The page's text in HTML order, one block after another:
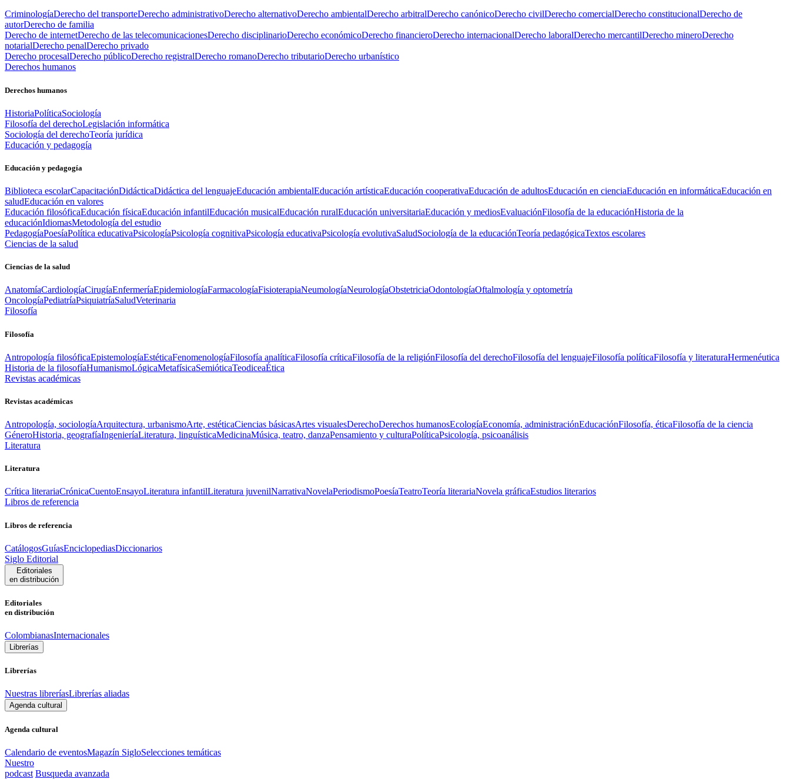
CriminologíaDerecho del transporteDerecho administrativoDerecho alternativoDerecho ambientalDerecho arbitralDerecho canónicoDerecho civilDerecho comercialDerecho constitucionalDerecho de
autorDerecho de familia
Derecho de internetDerecho de las telecomunicacionesDerecho disciplinarioDerecho económicoDerecho financieroDerecho internacionalDerecho laboralDerecho mercantilDerecho mineroDerecho
notarialDerecho penalDerecho privado
Derecho procesalDerecho públicoDerecho registralDerecho romanoDerecho tributarioDerecho urbanístico
Derechos humanos
Derechos humanos
HistoriaPolíticaSociología
Filosofía del derechoLegislación informática
Sociología del derechoTeoría jurídica
Educación y pedagogía
Educación y pedagogía
Biblioteca escolarCapacitaciónDidácticaDidáctica del lenguajeEducación ambientalEducación artísticaEducación cooperativaEducación de adultosEducación en cienciaEducación en informáticaEducación en
saludEducación en valores
Educación filosóficaEducación físicaEducación infantilEducación musicalEducación ruralEducación universitariaEducación y mediosEvaluaciónFilosofía de la educaciónHistoria de la
educaciónIdiomasMetodología del estudio
PedagogíaPoesíaPolítica educativaPsicologíaPsicología cognitivaPsicología educativaPsicología evolutivaSaludSociología de la educaciónTeoría pedagógicaTextos escolares
Ciencias de la salud
Ciencias de la salud
AnatomíaCardiologíaCirugíaEnfermeríaEpidemiologíaFarmacologíaFisioterapiaNeumologíaNeurologíaObstetriciaOdontologíaOftalmología y optometría
OncologíaPediatríaPsiquiatríaSaludVeterinaria
Filosofía
Filosofía
Antropología filosóficaEpistemologíaEstéticaFenomenologíaFilosofía analíticaFilosofía críticaFilosofía de la religiónFilosofía del derechoFilosofía del lenguajeFilosofía políticaFilosofía y literaturaHermenéutica
Historia de la filosofíaHumanismoLógicaMetafísicaSemióticaTeodiceaÉtica
Revistas académicas
Revistas académicas
Antropología, sociologíaArquitectura, urbanismoArte, estéticaCiencias básicasArtes visualesDerechoDerechos humanosEcologíaEconomía, administraciónEducaciónFilosofía, éticaFilosofía de la ciencia
GéneroHistoria, geografíaIngenieríaLiteratura, linguísticaMedicinaMúsica, teatro, danzaPensamiento y culturaPolíticaPsicología, psicoanálisis
Literatura
Literatura
Crítica literariaCrónicaCuentoEnsayoLiteratura infantilLiteratura juvenilNarrativaNovelaPeriodismoPoesíaTeatroTeoría literariaNovela gráficaEstudios literarios
Libros de referencia
Libros de referencia
CatálogosGuíasEnciclopediasDiccionarios
Siglo Editorial
Editoriales
en distribución
Editoriales
en distribución
ColombianasInternacionales
Librerías
Librerías
Nuestras libreríasLibrerías aliadas
Agenda cultural
Agenda cultural
Calendario de eventosMagazín SigloSelecciones temáticas
Nuestro
podcast Busqueda avanzada